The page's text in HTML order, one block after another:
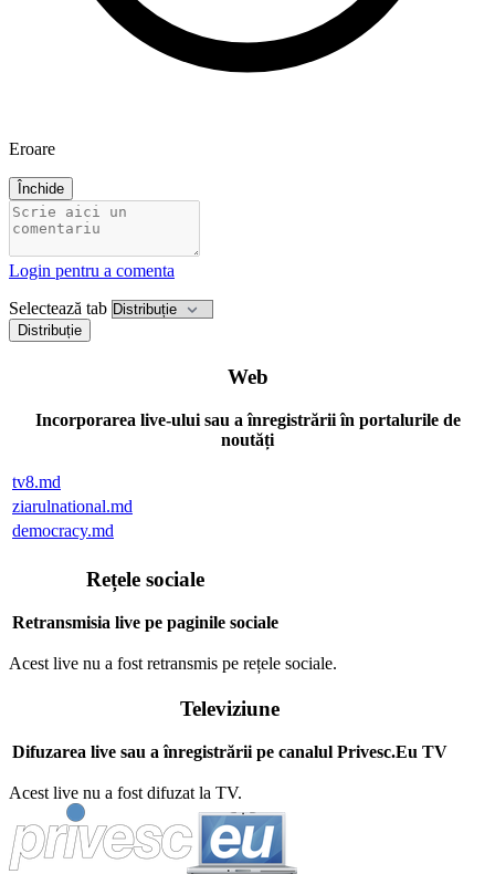
Eroare
Închide
Login pentru a comenta
Selectează tab
Distribuție
Web
Incorporarea live-ului sau a înregistrării în portalurile de
noutăți
tv8.md
ziarulnational.md
democracy.md
Rețele sociale
Retransmisia live pe paginile sociale
Acest live nu a fost retransmis pe rețele sociale.
Televiziune
Difuzarea live sau a înregistrării pe canalul Privesc.Eu TV
Acest live nu a fost difuzat la TV.